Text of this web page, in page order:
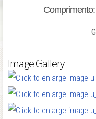
Image Gallery